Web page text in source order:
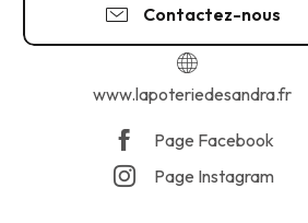
Contactez-nous
www.lapoteriedesandra.fr
Page Facebook
Page Instagram